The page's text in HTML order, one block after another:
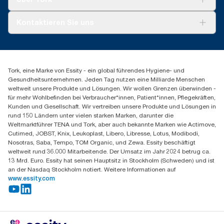
Spenderreklamation
+43 (0) 8 10-22 00 84
Essity Austria Vertriebs GmbH
Am Europlatz 2
1120 Wien
Mo-Do 8:00-16:30 | Fr 8:00-15:00
GLN: 9011111000026
Tork, eine Marke von Essity - ein global führendes Hygiene- und
Gesundheitsunternehmen. Jeden Tag nutzen eine Milliarde Menschen
weltweit unsere Produkte und Lösungen. Wir wollen Grenzen überwinden -
für mehr Wohlbefinden bei Verbraucher*innen, Patient*innen, Pflegekräften,
Kunden und Gesellschaft. Wir vertreiben unsere Produkte und Lösungen in
rund 150 Ländern unter vielen starken Marken, darunter die
Weltmarktführer TENA und Tork, aber auch bekannte Marken wie Actimove,
Cutimed, JOBST, Knix, Leukoplast, Libero, Libresse, Lotus, Modibodi,
Nosotras, Saba, Tempo, TOM Organic, und Zewa. Essity beschäftigt
weltweit rund 36.000 Mitarbeitende. Der Umsatz im Jahr 2024 betrug ca.
13 Mrd. Euro. Essity hat seinen Hauptsitz in Stockholm (Schweden) und ist
an der Nasdaq Stockholm notiert. Weitere Informationen auf
www.essity.com